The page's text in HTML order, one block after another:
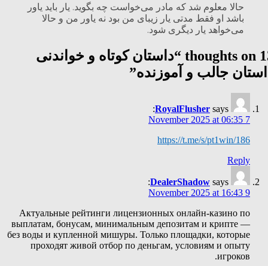
حالا معلوم شد که مادر می‌خواست چه بگوید. یار باید یاور
باشد او فقط مدتی یار زیبای من بود نه یاور من و حالا
می‌خواهد یار دیگری شود.
13
داستان کوتاه و خواندنی
جالب و آموزنده”
RoyalFlusher says:
7 November 2025 at 06:35
https://t.me/s/pt1win/186
Reply
DealerShadow says:
9 November 2025 at 16:43
Актуальные рейтинги лицензионных онлайн-казино по
выплатам, бонусам, минимальным депозитам и крипте —
без воды и купленной мишуры. Только площадки, которые
проходят живой отбор по деньгам, условиям и опыту
игроков.